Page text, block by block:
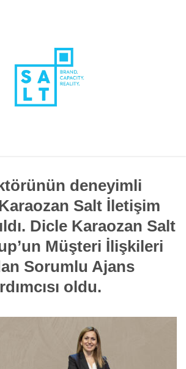
deneyimli
Salt İletişim
Dicle Karaozan Salt
Müşteri İlişkileri
Sorumlu Ajans
oldu.